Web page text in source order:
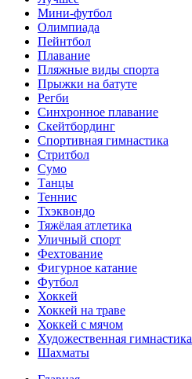
Мини-футбол
Олимпиада
Пейнтбол
Плавание
Пляжные виды спорта
Прыжки на батуте
Регби
Синхронное плавание
Скейтбординг
Спортивная гимнастика
Стритбол
Сумо
Танцы
Теннис
Тхэквондо
Тяжёлая атлетика
Уличный спорт
Фехтование
Фигурное катание
Футбол
Хоккей
Хоккей на траве
Хоккей с мячом
Художественная гимнастика
Шахматы